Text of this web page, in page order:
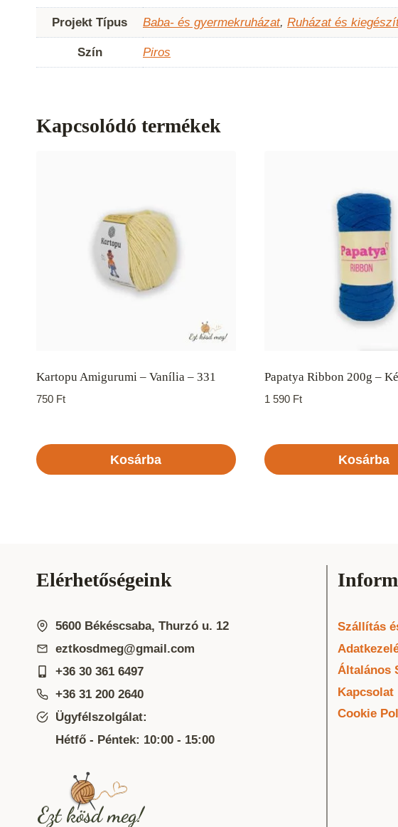
Projekt Típus Baba- és gyermekruházat, Ruházat és
Szín Piros
Kapcsolódó termékek
Kartopu Amigurumi – Vanília – 331
750 Ft
Kosárba
Papatya Ribbon 200g –
1 590 Ft
Kosárba
Elérhetőségeink
5600 Békéscsaba, Thurzó u. 12
eztkosdmeg@gmail.com
+36 30 361 6497
+36 31 200 2640
Ügyfélszolgálat:
Hétfő - Péntek: 10:00 - 15:00
Szállítás
Általános
Kapcsolat
Cookie